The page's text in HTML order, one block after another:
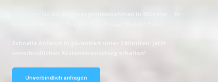
#1 Umzugsunternehmen in Münster
Schnelle Antwort in garantiert unter 2 Minuten: Jetzt
unverbindlichen Kostenvoranschlag erhalten!
Unverbindlich anfragen